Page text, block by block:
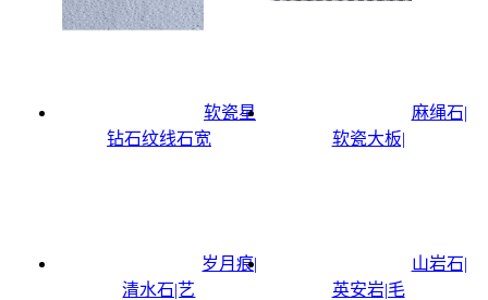
软瓷星
钻石纹线石宽
麻绳石|
软瓷大板|
岁月痕|
清水石|艺
山岩石|
英安岩|毛